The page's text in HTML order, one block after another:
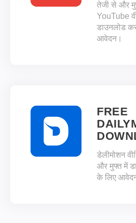
तेजी से और
YouTube
डाउनलोड
आवेदन।
FREE
डेलीमोशन
और मुफ्त में
के लिए